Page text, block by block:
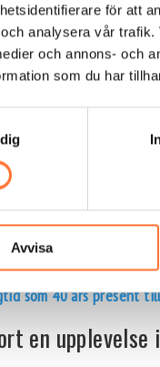
för att
analysera vår
och annons- och
som du har
Avvisa
stark vindström skapar
mycket längre när du
och njuta av den fria
som flygoverall,
humör.
instruktör vid din
dig och ge dig tips för
som 40 års present
en